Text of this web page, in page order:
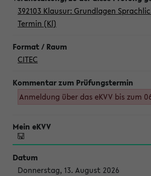
392103 Klausur: Grundlagen
Termin (Kl)
CITEC
Anmeldung über das eKVV bis zum
Donnerstag, 13. August 2026